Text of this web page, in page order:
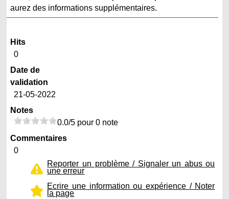
aurez des informations supplémentaires.
Hits
0
Date de
validation
21-05-2022
Notes
0.0/5 pour 0 note
Commentaires
0
Reporter un problème / Signaler un abus ou
une erreur
Ecrire une information ou expérience / Noter
la page